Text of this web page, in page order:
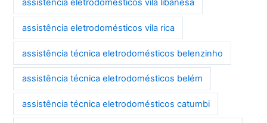
assistência eletrodomésticos vila libanesa
assistência eletrodomésticos vila rica
assistência técnica eletrodomésticos belenzinho
assistência técnica eletrodomésticos belém
assistência técnica eletrodomésticos catumbi